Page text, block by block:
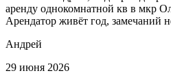
аренду однокомнатной кв в мкр
Арендатор живёт год, замечаний
Андрей
29 июня 2026